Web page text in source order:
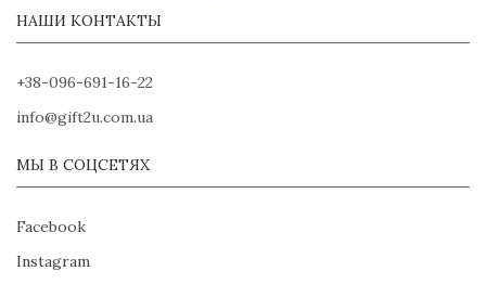
НАШИ КОНТАКТЫ
+38-096-691-16-22
info@gift2u.com.ua
МЫ В СОЦСЕТЯХ
Facebook
Instagram